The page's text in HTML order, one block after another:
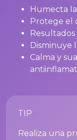
Humecta la
Protege el
Resultados
Disminuye
Calma y
TIP
Realiza una